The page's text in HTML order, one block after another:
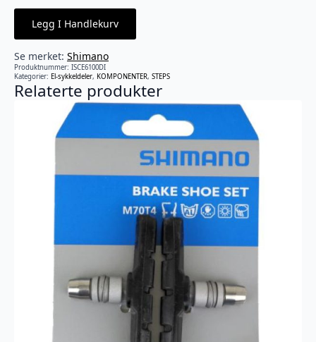
Legg I Handlekurv
Se merket: Shimano
Produktnummer: ISCE6100DI
Kategorier: El-sykkeldeler, KOMPONENTER, STEPS
Relaterte produkter